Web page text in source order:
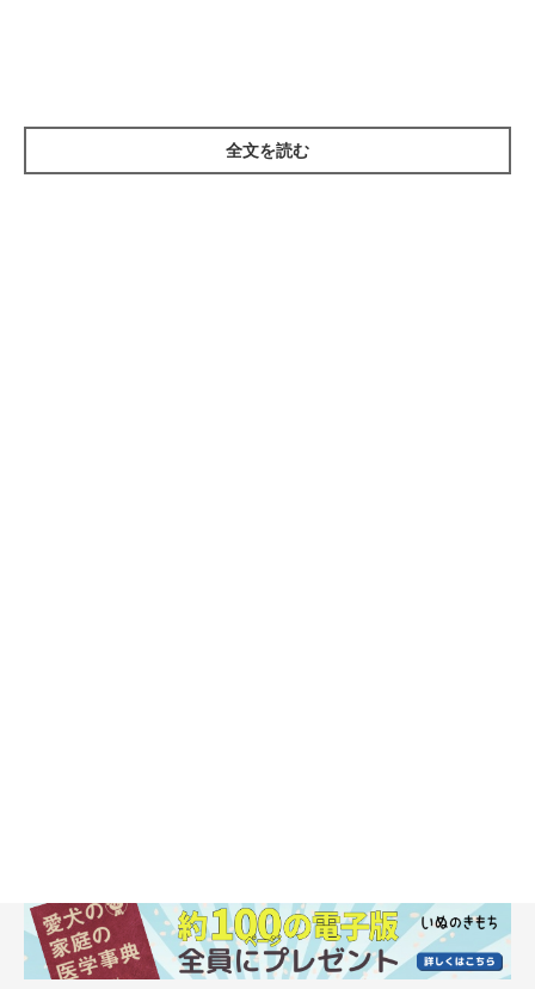
アクセスが悪い場所に愛犬のトイレを置く
全文を読む